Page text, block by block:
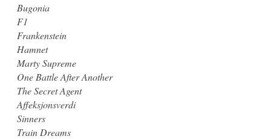
Bugonia
F1
Frankenstein
Hamnet
Marty Supreme
One Battle After Another
The Secret Agent
Affeksjonsverdi
Sinners
Train Dreams